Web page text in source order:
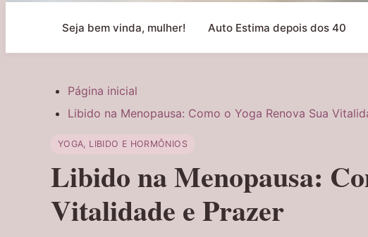
Seja bem vinda, mulher! Auto Estima depois dos 40
Página inicial
Libido na Menopausa: Como o Yoga Renova Sua
YOGA, LIBIDO E HORMÔNIOS
Libido na Menopausa:
Vitalidade e Prazer